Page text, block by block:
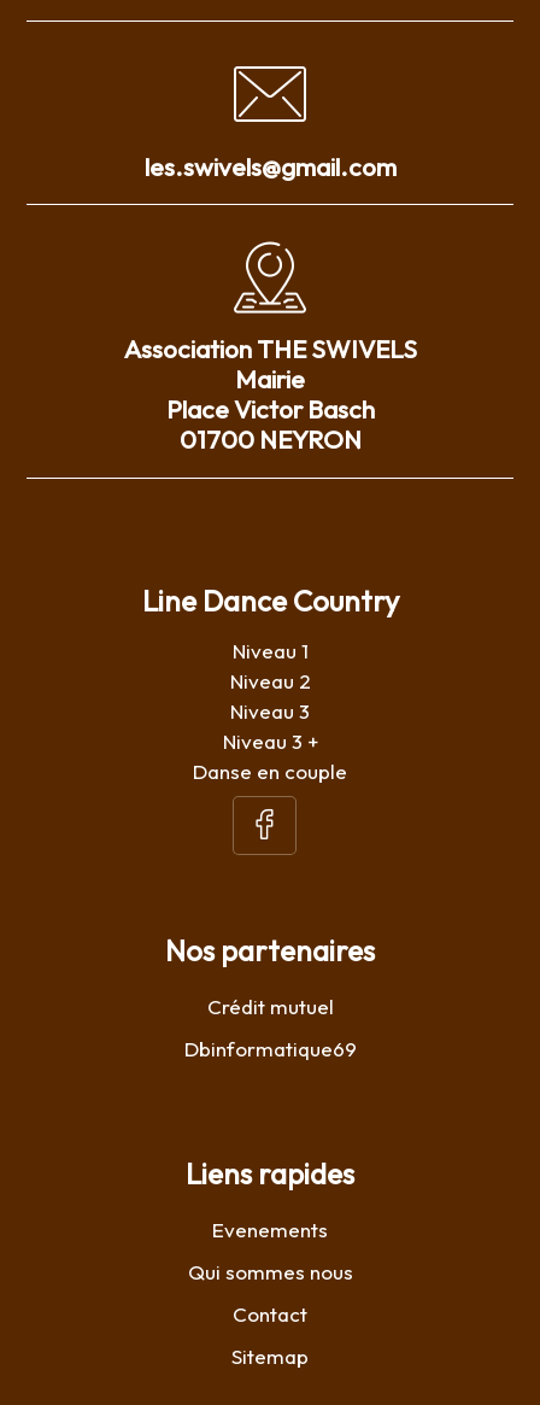
les.swivels@gmail.com
Association THE SWIVELS
Mairie
Place Victor Basch
01700 NEYRON
Line Dance Country
Niveau 1
Niveau 2
Niveau 3
Niveau 3 +
Danse en couple
Nos partenaires
Crédit mutuel
Dbinformatique69
Liens rapides
Evenements
Qui sommes nous
Contact
Sitemap